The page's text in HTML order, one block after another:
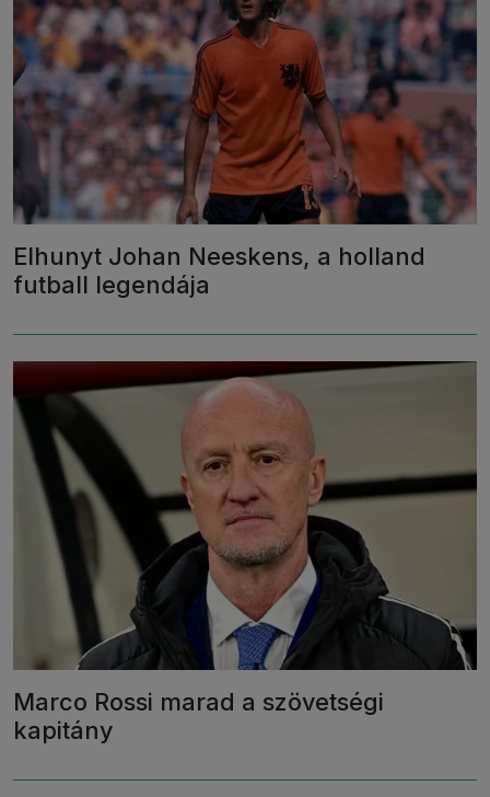
Elhunyt Johan Neeskens, a holland
futball legendája
Marco Rossi marad a szövetségi
kapitány